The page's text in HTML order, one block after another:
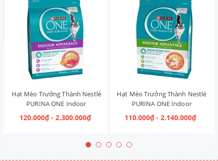
Hạt Mèo Trưởng Thành Nestlé
PURINA ONE Indoor
Advantage Salmon & Tuna [Vị
Cá Hồi & Cá Ngừ]
120.000₫ - 2.300.000₫
Hạt Mèo Trưởng Thành Nestlé
PURINA ONE Indoor
Advantage [Vị Gà]
110.000₫ - 2.140.000₫